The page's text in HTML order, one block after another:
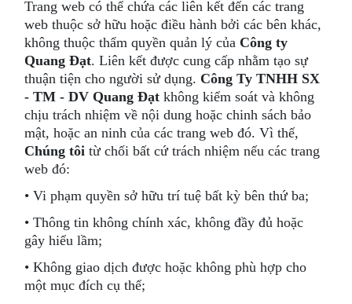
Trang web có thể chứa các liên kết đến các trang
web thuộc sở hữu hoặc điều hành bởi các bên khác,
không thuộc thẩm quyền quản lý của Công ty
Quang Đạt. Liên kết được cung cấp nhằm tạo sự
thuận tiện cho người sử dụng. Công Ty TNHH SX
- TM - DV Quang Đạt không kiểm soát và không
chịu trách nhiệm về nội dung hoặc chinh sách bảo
mật, hoặc an ninh của các trang web đó. Vì thế,
Chúng tôi từ chối bất cứ trách nhiệm nếu các trang
web đó:
• Vi phạm quyền sở hữu trí tuệ bất kỳ bên thứ ba;
• Thông tin không chính xác, không đầy đủ hoặc
gây hiểu lầm;
• Không giao dịch được hoặc không phù hợp cho
một mục đích cụ thể;